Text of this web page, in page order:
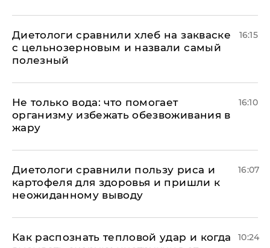
Диетологи сравнили хлеб на закваске
с цельнозерновым и назвали самый
полезный
16:15
Не только вода: что помогает
организму избежать обезвоживания в
жару
16:10
Диетологи сравнили пользу риса и
картофеля для здоровья и пришли к
неожиданному выводу
16:07
Как распознать тепловой удар и когда
10:24